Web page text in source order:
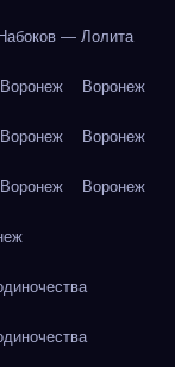
— Лолита
Воронеж Воронеж
Воронеж Воронеж
Воронеж Воронеж